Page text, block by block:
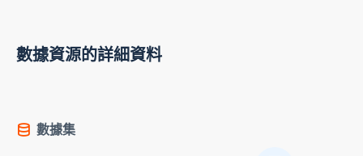
數據資源的詳細資料
數據集